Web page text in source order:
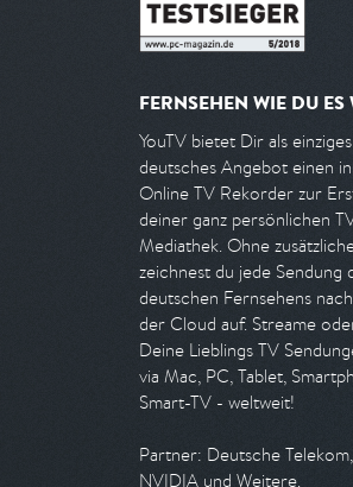
FERNSEHEN WIE DU ES
YouTV bietet Dir als
deutsches Angebot einen
Online TV Rekorder zur
deiner ganz persönlichen
Mediathek. Ohne
zeichnest du jede Sendung
deutschen Fernsehens
der Cloud auf. Streame
Deine Lieblings TV
via Mac, PC, Tablet,
Smart-TV - weltweit!
Partner: Deutsche
NVIDIA und Weitere.